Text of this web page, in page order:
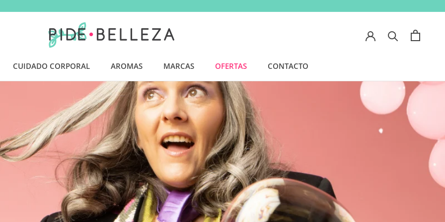
CUIDADO CORPORAL
AROMAS
MARCAS
OFERTAS
CONTACTO